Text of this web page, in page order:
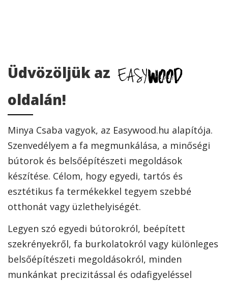
Üdvözöljük az
oldalán!
Minya Csaba vagyok, az Easywood.hu alapítója.
Szenvedélyem a fa megmunkálása, a minőségi
bútorok és belsőépítészeti megoldások
készítése. Célom, hogy egyedi, tartós és
esztétikus fa termékekkel tegyem szebbé
otthonát vagy üzlethelyiségét.
Legyen szó egyedi bútorokról, beépített
szekrényekről, fa burkolatokról vagy különleges
belsőépítészeti megoldásokról, minden
munkánkat precizitással és odafigyeléssel